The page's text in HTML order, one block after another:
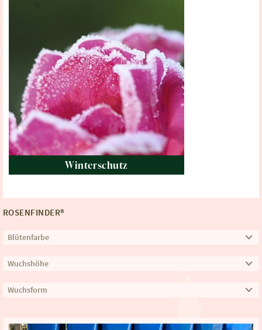
Winterschutz
ROSENFINDER®
Blütenfarbe
Wuchshöhe
Wuchsform